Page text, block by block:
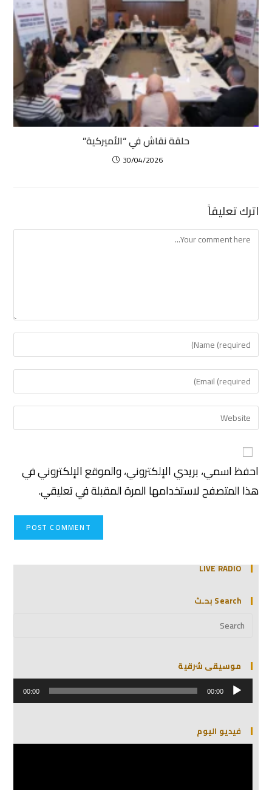
حلقة نقاش في “الأميركية”
30/04/2026
اترك تعليقاً
احفظ اسمي، بريدي الإلكتروني، والموقع الإلكتروني في
هذا المتصفح لاستخدامها المرة المقبلة في تعليقي.
LIVE RADIO
Search بحـث
موسيقى شرقية
مشغل
الصوت 00:00
00:00
فيديو اليوم
مشغل